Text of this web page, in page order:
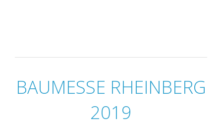
BAUMESSE RHEINBERG
2019